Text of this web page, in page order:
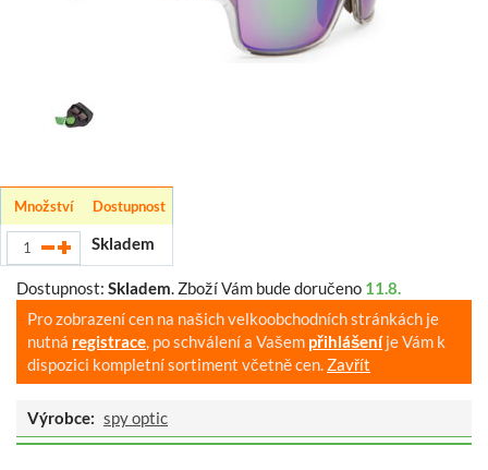
Množství Dostupnost
Skladem
Dostupnost: Skladem Zboží Vám bude doručeno 11.8.
Pro zobrazení cen na našich velkoobchodních stránkách je
nutná registrace , po schválení a Vašem přihlášeníje Vám k
dispozici kompletní sortiment včetně cen. Zavřít
Výrobce: spy optic